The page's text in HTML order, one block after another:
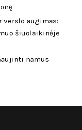
verslo augimas:
šiuolaikinėje
namus